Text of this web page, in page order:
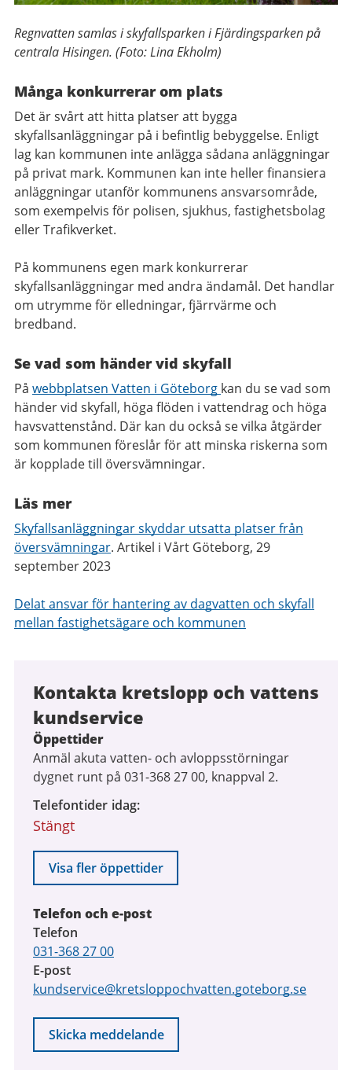
Regnvatten samlas i skyfallsparken i Fjärdingsparken på
centrala Hisingen. (Foto: Lina Ekholm)
Många konkurrerar om plats
Det är svårt att hitta platser att bygga
skyfallsanläggningar på i befintlig bebyggelse. Enligt
lag kan kommunen inte anlägga sådana anläggningar
på privat mark. Kommunen kan inte heller finansiera
anläggningar utanför kommunens ansvarsområde,
som exempelvis för polisen, sjukhus, fastighetsbolag
eller Trafikverket.
På kommunens egen mark konkurrerar
skyfallsanläggningar med andra ändamål. Det handlar
om utrymme för elledningar, fjärrvärme och
bredband.
Se vad som händer vid skyfall
På webbplatsen Vatten i Göteborg kan du se vad som
händer vid skyfall, höga flöden i vattendrag och höga
havsvattenstånd. Där kan du också se vilka åtgärder
som kommunen föreslår för att minska riskerna som
är kopplade till översvämningar.
Läs mer
Skyfallsanläggningar skyddar utsatta platser från
översvämningar. Artikel i Vårt Göteborg, 29
september 2023
Delat ansvar för hantering av dagvatten och skyfall
mellan fastighetsägare och kommunen
Kontakta kretslopp och vattens
kundservice
Öppettider
Anmäl akuta vatten- och avloppsstörningar
dygnet runt på 031-368 27 00, knappval 2.
Telefontider idag
Stängt
Visa fler öppettider
Telefon och e-post
Telefon
031-368 27 00
E-post
kundservice@kretsloppochvatten.goteborg.se
Skicka meddelande